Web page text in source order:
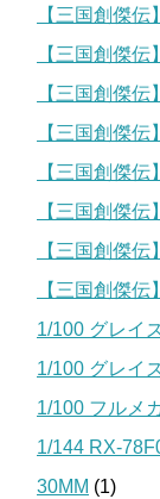
【三国創傑
【三国創傑
【三国創傑
【三国創傑
【三国創傑
【三国創傑
【三国創傑
【三国創傑
1/100 グレイ
1/100 グレイ
1/100 フルメ
1/144 RX-
30MM (1)